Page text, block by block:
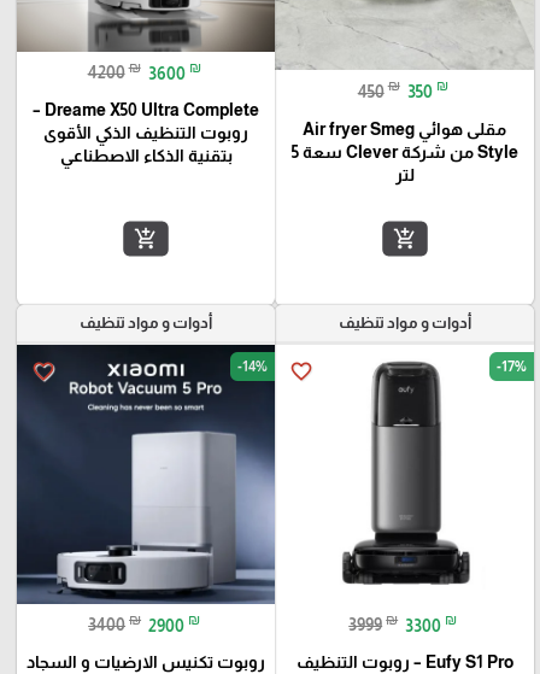
450 ₪ 350 ₪
مقلى هوائي Air fryer Smeg
Style من شركة Clever سعة 5
لتر
add_shopping_cart
4200 ₪ 3600 ₪
Dreame X50 Ultra Complete –
روبوت التنظيف الذكي الأقوى
بتقنية الذكاء الاصطناعي
add_shopping_cart
أدوات و مواد تنظيف
favorite_border -17%
3999 ₪ 3300 ₪
Eufy S1 Pro – روبوت التنظيف
أدوات و مواد تنظيف
favorite_border -14%
3400 ₪ 2900 ₪
روبوت تكنيس الارضيات و السجاد